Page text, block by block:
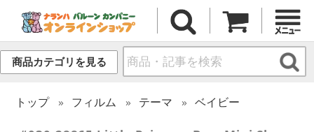
商品カテゴリを見る
トップ フィルム テーマ ベイビー